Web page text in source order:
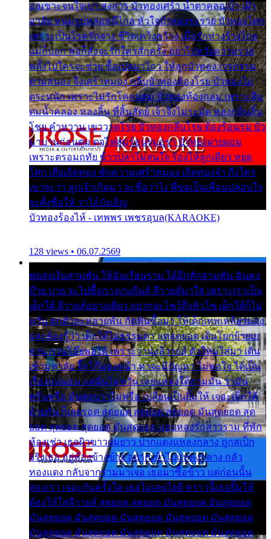
ออเซาะจนใจเบา สงสาร บัวทองเศร้า น้ำตาคลอเบ้า เฝ้า
อาลัย หนุ่มรูปหล่อหนีไกล หัวใจบัวทองระรวย บัวทองโศก
เพราะเป็นโรครักจาง ชีวิตเคว้งคว้าง เมื่อรักห่างร้างไกล
แม่ก็บอก พ่อก็สั่งจะรักใครสักครั้ง อย่าไปหวังความรวย
พลั้งไปใครจะช่วย ซื้อเปลมาไกว ให้ลูกบัวทอง เวรกรรม
ตามสนอง จึงเศร้าหมอง กลีบบัวทองต้องโรย บัวทองไม่
ตระหนัก เพราะไม่รักโคลนตม บัวทองท้องกลม เพราะลืม
ตมน้ำคลอง หลงลิ้น ที่สิ้นสัตย์ เจ้าจึงไม่ระมัด หลงกลิ่นลิ้น
โชย คำหวาน เขาวาดโรย บัวทองกลีบโรย ต้องร้อนรุม บัว
มาบานก่อนตูม ดุจไฟสุมร้อนรุมอุรา บัวทองผ่ายผอม
เพราะตรอมฤทัย ข้าวปลาไม่สนใจ ร้องไห้ลูกเดียว หยุด
โศก เสียเถิดทอง พักความเศร้าหมอง เถิดทองจ๋า ถึงใคร
เขาจะว่า ลูกเจ้าเกิดมา จะชื่อว่าไง พี่ขอเป็นเพื่อนปลอบใจ
จะตั้งชื่อให้ ว่าไอ้บังเอิญ
บัวทองร้องไห้ - เทพพร เพชรอุบล(KARAOKE)
128 views • 06.07.2569
พ่อส่งเงินสามพัน ให้ฉันเรียนราม ได้อีกสักสามพัน ฉันคง
บ๊าย บาย จะไปซื้อกางเกงยีนส์ ลีวายส์มาใส่ เพราะเราเป็น
เด็กใต้ ลีวายส์อย่างเดียว อยากจะโชว์ถึงหิวโซ เด็กใต้ก็ไม่
หวั่น ตกตัวละหลายพัน กัดฟันซื้อมา ให้เด็กเทพเหลียวมอง
และต้องรู้ว่า เด็กใต้ไม่ธรรมดา แต่สุดยอด เดินโยกย้ายเย
ยวน กวนโอ๊ยพอได้ เพราะว่านุ่งลีวายส์ ตัวใหม่ใส่มา เดิน
เข้ามหาลัย จิ๊กโก๊มองหน้า ท่าจะมีปัญหา ไม่พอใจ ได้เป็น
เรื่องแน่นอน แต่ฉันไม่หวั่น เลยแหลงใต้ถามมัน ว่ามัน
พรั่นพรือ มันตอบว่าไม่พรื่อ เปลี่ยนเป็นยิ้มให้ เจอะเด็กใต้
ด้วยกัน ก็เลยรอด สุดยอด สุดยอด สุดยอด มันสุดยอด สุด
ยอด สุดยอด สุดยอด มันสุดยอด แอบหลงรักสาวราม ที่พัก
ห้องเช่า เธอผิวขาวผมยาว ปากแดงแหลงกลาง ถูกสเป็ก
จริงเธอ อยู่ห้องข้างข้าง อยากเข้าไปแหลงกลาง กลัว
ทองแดง กลับจากรามมาเจอ เธอมาซื้อข้าว แต่ก่อนนั้น
สองเรา เจอะกันครั้งใด เธอไม่เคยไยดี คราวนี้เธอยิ้มให้
ต้องให้ใส่ลีวายส์ สุดยอด สุดยอด มันสุดยอด มันสุดยอด
มันสุดยอด มันสุดยอด มันสุดยอด มันสุดยอด มันสุดยอด
มันสุดยอด มันสุดยอด มันสุดยอด มันสุดยอด มันสุดยอด